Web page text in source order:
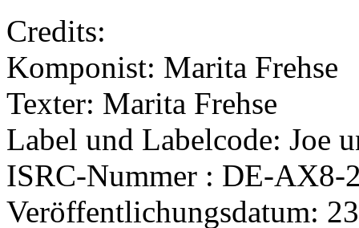
Credits:
Komponist: Marita Frehse
Texter: Marita Frehse
Label und Labelcode: Joe
ISRC-Nummer : DE-AX8-
Veröffentlichungsdatum: